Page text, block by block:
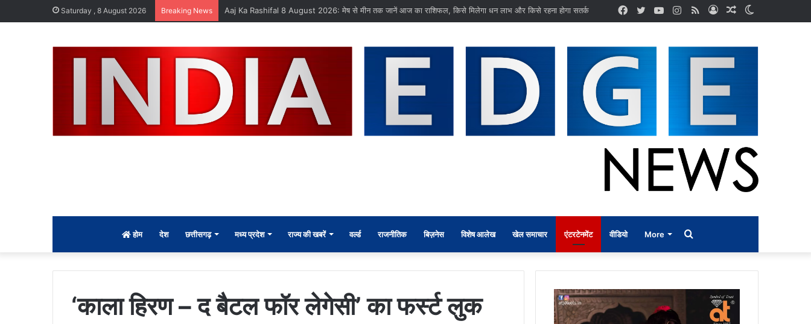
Saturday , 8 August 2026 Breaking News दुर्लभ पैंगोलिन तस्करी मामले में आरोपी की जमानत याचिका खारिज
Random
Log
RSS
Instagram
YouTube
Twitter
Facebook
होम देश छत्तीसगढ़ मध्य प्रदेश राज्य की खबरें वर्ल्ड राजनीतिक बिज़नेस विशेष आलेख खेल समाचार एंटरटेनमेंट वीडियो More
for
‘काला हिरण – द बैटल फॉर लेगेसी’ का फर्स्ट लुक